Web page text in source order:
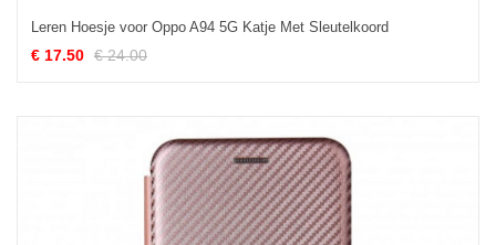
Leren Hoesje voor Oppo A94 5G Katje Met Sleutelkoord
€ 17.50 € 24.00